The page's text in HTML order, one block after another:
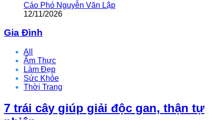
Cáo Phó Nguyễn Văn Lập
12/11/2026
Gia Đình
All
Ẩm Thực
Làm Đẹp
Sức Khỏe
Thời Trang
7 trái cây giúp giải độc gan, thận tự